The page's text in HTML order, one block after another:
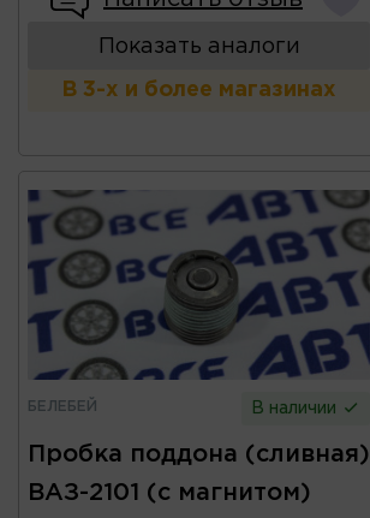
Показать аналоги
В 3-х и более магазинах
БЕЛЕБЕЙ В наличии
Пробка поддона (сливная)
ВАЗ-2101 (с магнитом)